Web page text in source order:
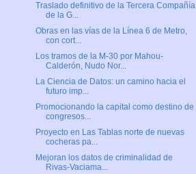
Traslado definitivo de la Tercera Compañía
de la G...
Obras en las vías de la Línea 6 de Metro,
con cort...
Los tramos de la M-30 por Mahou-
Calderón, Nudo Nor...
La Ciencia de Datos: un camino hacia el
futuro imp...
Promocionando la capital como destino de
congresos...
Proyecto en Las Tablas norte de nuevas
cocheras pa...
Mejoran los datos de criminalidad de
Rivas-Vaciama...